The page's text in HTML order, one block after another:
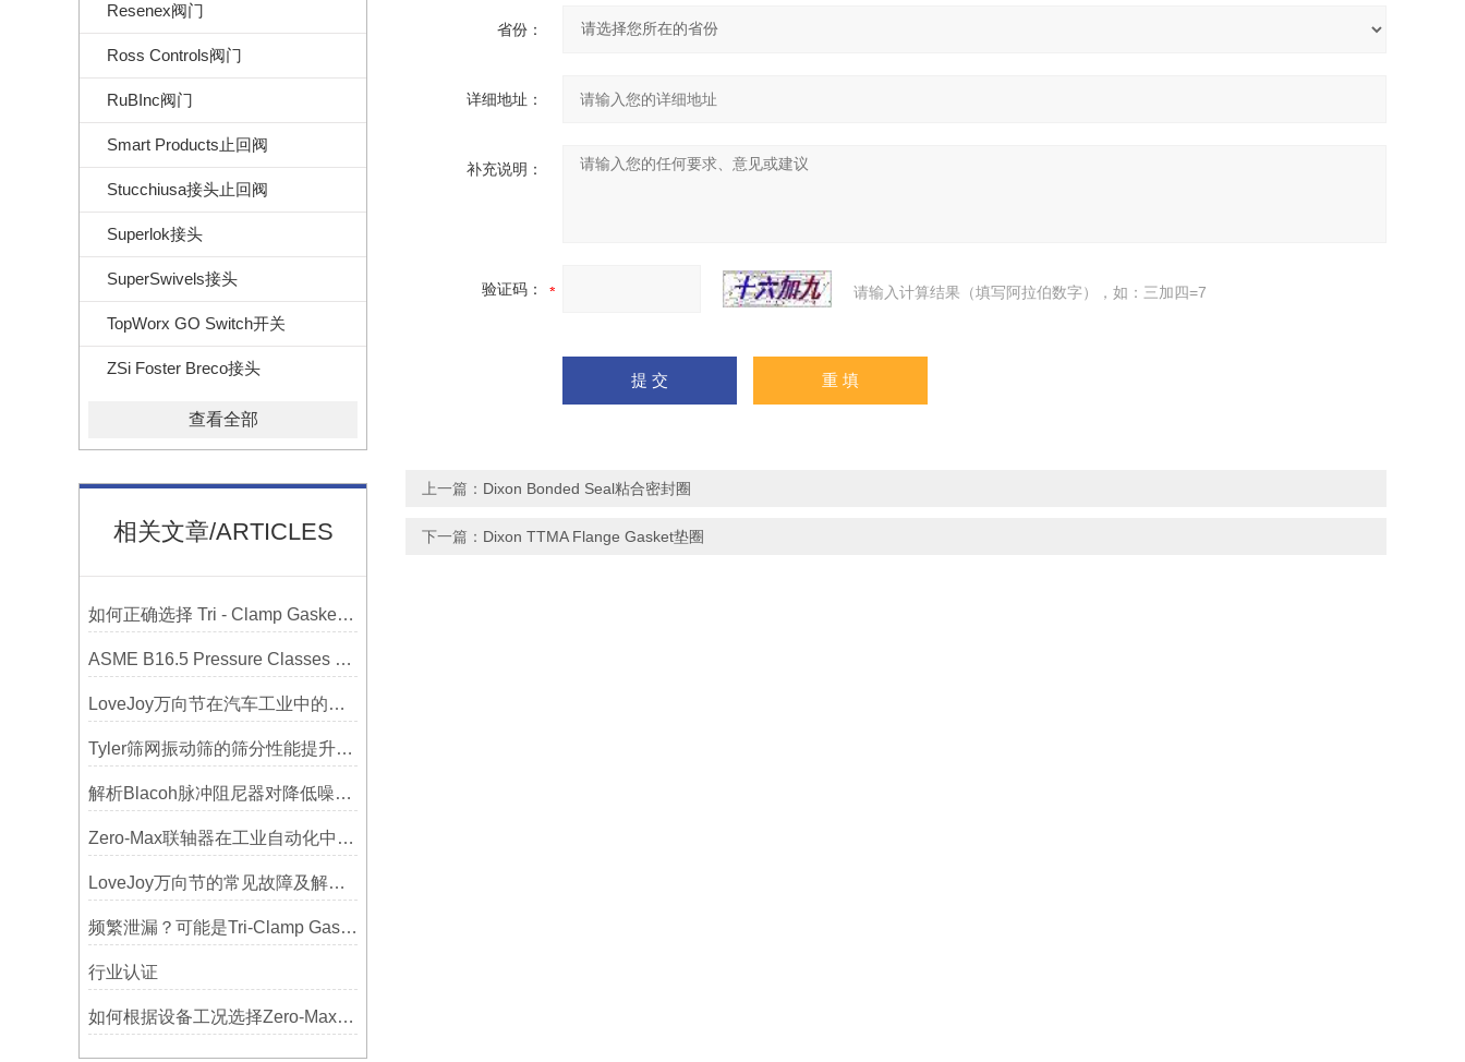
Resenex阀门
Ross Controls阀门
RuBInc阀门
Smart Products止回阀
Stucchiusa接头止回阀
Superlok接头
SuperSwivels接头
TopWorx GO Switch开关
ZSi Foster Breco接头
查看全部
相关文章/ARTICLES
如何正确选择 Tri - Clamp Gasket 垫圈的材质与尺寸？
ASME B16.5 Pressure Classes of Flanges压力等级
LoveJoy万向节在汽车工业中的重要性
Tyler筛网振动筛的筛分性能提升技巧
解析Blacoh脉冲阻尼器对降低噪音的显著作用
Zero-Max联轴器在工业自动化中的关键作用
LoveJoy万向节的常见故障及解决方案
频繁泄漏？可能是Tri-Clamp Gasket垫圈安装的这5个误区导致的
行业认证
如何根据设备工况选择Zero-Max联轴器？
省份：
详细地址：
补充说明：
验证码： 请输入计算结果（填写阿拉伯数字），如：三加四=7
上一篇： Dixon Bonded Seal粘合密封圈
下一篇： Dixon TTMA Flange Gasket垫圈